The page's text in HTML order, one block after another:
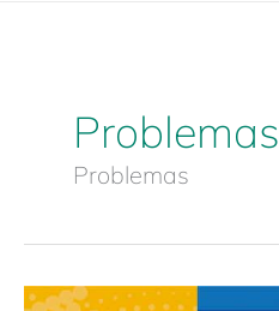
Problemas
Problemas
Manual